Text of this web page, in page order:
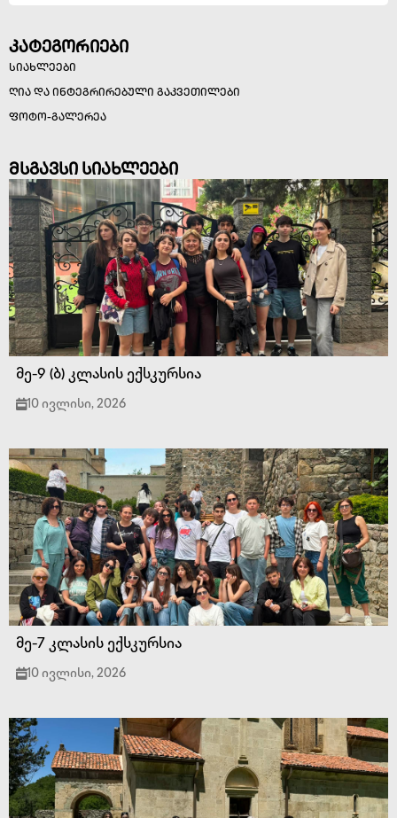
კატეგორიები
სიახლეები
ღია და ინტეგრირებული გაკვეთილები
ფოტო-გალერეა
მსგავსი სიახლეები
მე-9 (ბ) კლასის ექსკურსია
10 ივლისი, 2026
მე-7 კლასის ექსკურსია
10 ივლისი, 2026